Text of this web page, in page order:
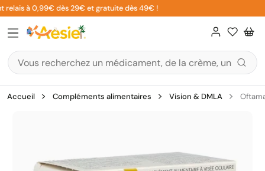
Aller
au
contenu
à 0,99€ dès 29€ et gratuite dès 49€ !
Accueil Compléments alimentaires Vision & DMLA